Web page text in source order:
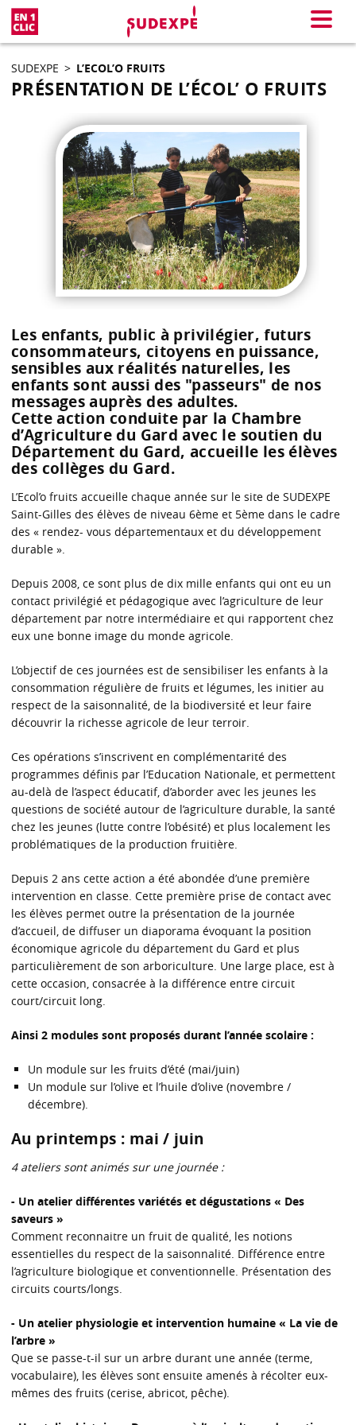
Menu
SUDEXPE > L’ECOL’O FRUITS
PRÉSENTATION DE L’ÉCOL’ O FRUITS
Les enfants, public à privilégier, futurs
consommateurs, citoyens en puissance,
sensibles aux réalités naturelles, les
enfants sont aussi des "passeurs" de nos
messages auprès des adultes.
Cette action conduite par la Chambre
d’Agriculture du Gard avec le soutien du
Département du Gard, accueille les élèves
des collèges du Gard.
L’Ecol’o fruits accueille chaque année sur le site de SUDEXPE
Saint-Gilles des élèves de niveau 6ème et 5ème dans le cadre
des « rendez- vous départementaux et du développement
durable ».
Depuis 2008, ce sont plus de dix mille enfants qui ont eu un
contact privilégié et pédagogique avec l’agriculture de leur
département par notre intermédiaire et qui rapportent chez
eux une bonne image du monde agricole.
L’objectif de ces journées est de sensibiliser les enfants à la
consommation régulière de fruits et légumes, les initier au
respect de la saisonnalité, de la biodiversité et leur faire
découvrir la richesse agricole de leur terroir.
Ces opérations s’inscrivent en complémentarité des
programmes définis par l’Education Nationale, et permettent
au-delà de l’aspect éducatif, d’aborder avec les jeunes les
questions de société autour de l’agriculture durable, la santé
chez les jeunes (lutte contre l’obésité) et plus localement les
problématiques de la production fruitière.
Depuis 2 ans cette action a été abondée d’une première
intervention en classe. Cette première prise de contact avec
les élèves permet outre la présentation de la journée
d’accueil, de diffuser un diaporama évoquant la position
économique agricole du département du Gard et plus
particulièrement de son arboriculture. Une large place, est à
cette occasion, consacrée à la différence entre circuit
court/circuit long.
Ainsi 2 modules sont proposés durant l’année scolaire :
Un module sur les fruits d’été (mai/juin)
Un module sur l’olive et l’huile d’olive (novembre /
décembre).
Au printemps : mai / juin
4 ateliers sont animés sur une journée :
- Un atelier différentes variétés et dégustations « Des
saveurs »
Comment reconnaitre un fruit de qualité, les notions
essentielles du respect de la saisonnalité. Différence entre
l’agriculture biologique et conventionnelle. Présentation des
circuits courts/longs.
- Un atelier physiologie et intervention humaine « La vie de
l’arbre »
Que se passe-t-il sur un arbre durant une année (terme,
vocabulaire), les élèves sont ensuite amenés à récolter eux-
mêmes des fruits (cerise, abricot, pêche).